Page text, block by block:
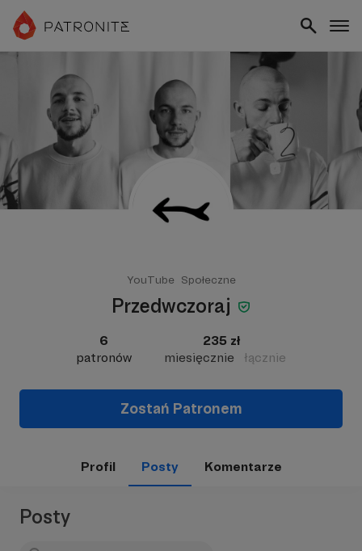
YouTube Społeczne
Przedwczoraj
6
patronów
235 zł
miesięcznie
łącznie
Zostań Patronem
Profil Posty Komentarze
Posty